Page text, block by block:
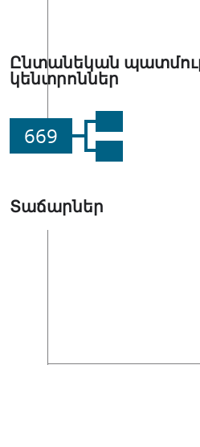
Ընտանեկան
կենտրոններ
669
Տաճարներ